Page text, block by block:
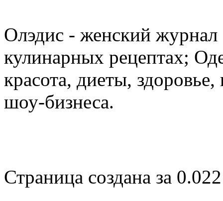
Олэдис - женский журнал
кулинарных рецептах;
красота, диеты,
шоу-бизнеса.
Страница создана за